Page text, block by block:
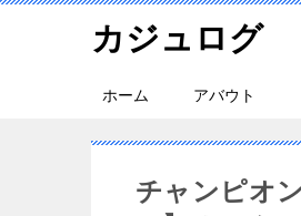
カジュログ
ホーム アバウト
チャンピオ